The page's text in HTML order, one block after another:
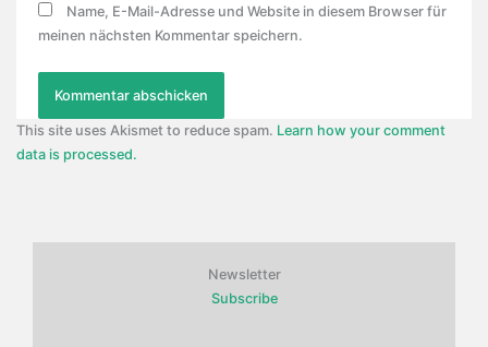
Name, E-Mail-Adresse und Website in diesem Browser für
meinen nächsten Kommentar speichern.
This site uses Akismet to reduce spam. Learn how your comment
data is processed.
Newsletter
Subscribe